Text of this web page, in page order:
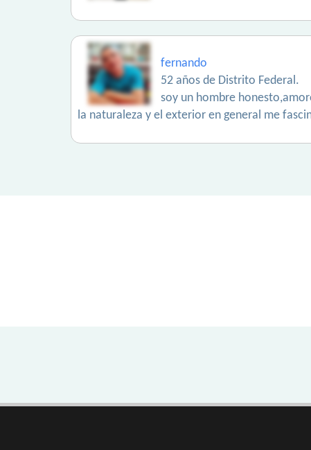
fernando
52 años de Distrito Federal.
soy un hombre
la naturaleza y el exterior en general me